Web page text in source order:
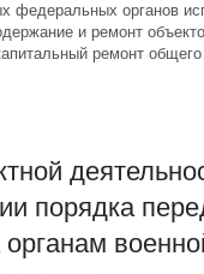
федеральных органов
и ремонт
ремонт
порядка